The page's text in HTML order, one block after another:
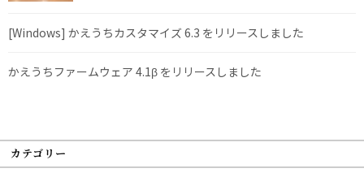
[Windows] かえうちカスタマイズ 6.3 をリリースしました
かえうちファームウェア 4.1β をリリースしました
カテゴリー